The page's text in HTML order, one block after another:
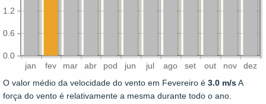
jan fev mar abr pod jun jul ago set out nov dez
0.0
0.6
1.2
O valor médio da velocidade do vento em Fevereiro é 3.0 m/sA
força do vento é relativamente a mesma durante todo o ano.